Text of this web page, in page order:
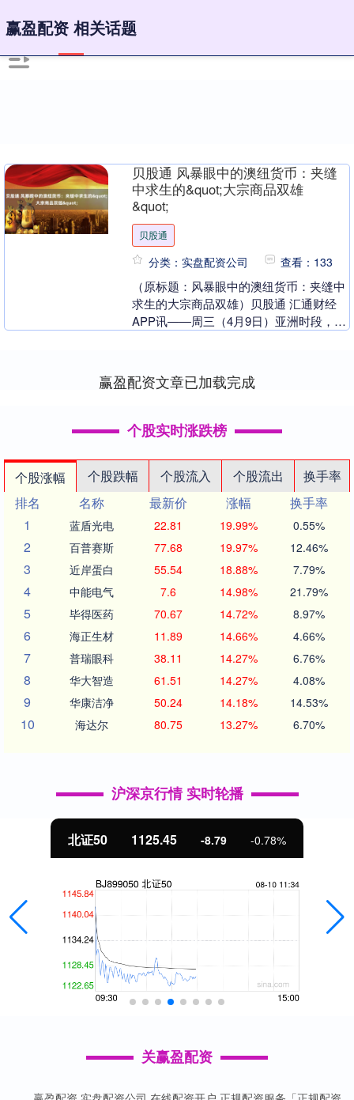
赢盈配资 相关话题
贝股通 风暴眼中的澳纽货币：夹缝
中求生的&quot;大宗商品双雄
&quot;
贝股通
分类：实盘配资公司 查看：133
（原标题：风暴眼中的澳纽货币：夹缝中
求生的大宗商品双雄）贝股通 汇通财经
APP讯——周三（4月9日）亚洲时段，澳
赢盈配资文章已加载完成
个股实时涨跌榜
个股涨幅 个股跌幅 个股流入 个股流出
换手率
排名
名称 最新价 涨幅
换手率
1
蓝盾光电 22.81 19.99% 0.55%
2 百普赛斯 77.68 19.97% 12.46%
3 近岸蛋白 55.54 18.88% 7.79%
4 中能电气 7.6 14.98% 21.79%
5 毕得医药 70.67 14.72% 8.97%
6 海正生材 11.89 14.66% 4.66%
7 普瑞眼科 38.11 14.27% 6.76%
8 华大智造 61.51 14.27% 4.08%
9 华康洁净 50.24 14.18% 14.53%
10 海达尔 80.75 13.27% 6.70%
沪深京行情 实时轮播
北证50 1125.45 -8.79 -0.78%
关赢盈配资